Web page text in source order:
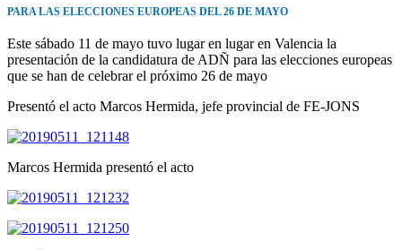
PARA LAS ELECCIONES EUROPEAS DEL 26 DE MAYO
Este sábado 11 de mayo tuvo lugar en lugar en Valencia la
presentación de la candidatura de ADÑ para las elecciones europeas
que se han de celebrar el próximo 26 de mayo
Presentó el acto Marcos Hermida, jefe provincial de FE-JONS
Marcos Hermida presentó el acto